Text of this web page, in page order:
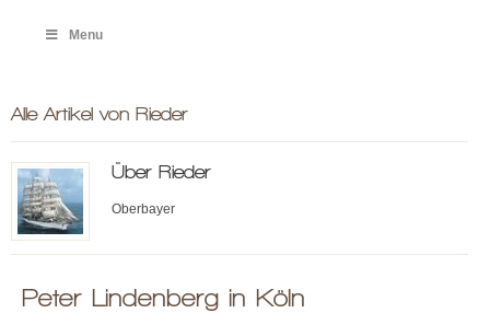
Menu
Alle Artikel von Rieder
Über Rieder
Oberbayer
Peter Lindenberg in Köln